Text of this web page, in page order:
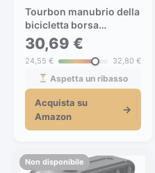
Tourbon manubrio della
bicicletta borsa
anteriore per bicicletta –
Borsa per bicicletta,
UOMO Donna,
Handlebar Bag For Bike,
Kaki
30,69 €
24,55 € 32,80 €
Aspetta un ribasso
Acquista su
Amazon
→
Non disponibile